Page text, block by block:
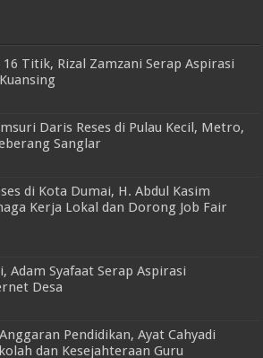
16 Titik, Rizal Zamzani Serap Aspirasi
Daris Reses di Pulau Kecil, Metro,
Sanglar
di Kota Dumai, H. Abdul Kasim
Kerja Lokal dan Dorong Job Fair
Adam Syafaat Serap Aspirasi
Desa
Pendidikan, Ayat Cahyadi
dan Kesejahteraan Guru